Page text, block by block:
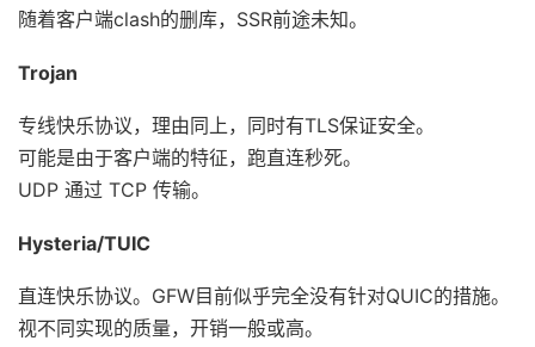
随着客户端clash的删库，SSR前途未知。
Trojan
专线快乐协议，理由同上，同时有TLS保证安全。
可能是由于客户端的特征，跑直连秒死。
UDP 通过 TCP 传输。
Hysteria/TUIC
直连快乐协议。GFW目前似乎完全没有针对QUIC的措施。
视不同实现的质量，开销一般或高。